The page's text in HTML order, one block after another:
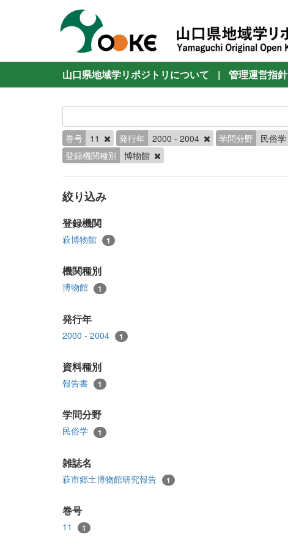
山口県地域学リポジトリについて | 管理運営指針
巻号 11 発行年 2000 - 2004 学問分野
民俗学
登録機関種別
博物館
絞り込み
登録機関
萩博物館 1
機関種別
博物館 1
発行年
2000 - 2004 1
資料種別
報告書 1
学問分野
民俗学 1
雑誌名
萩市郷土博物館研究報告 1
巻号
11 1